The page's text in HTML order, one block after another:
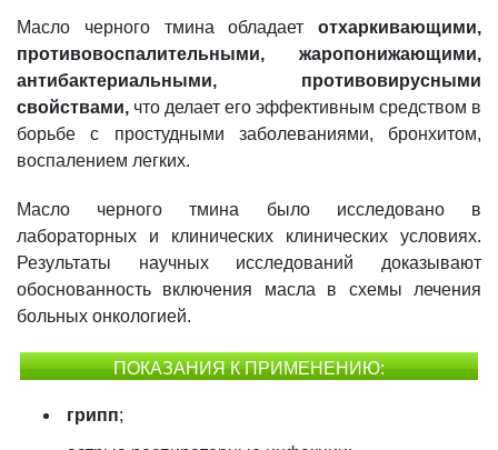
Масло черного тмина обладает отхаркивающими,
противовоспалительными, жаропонижающими,
антибактериальными, противовирусными
свойствами, что делает его эффективным средством в
борьбе с простудными заболеваниями, бронхитом,
воспалением легких.
Масло черного тмина было исследовано в
лабораторных и клинических клинических условиях.
Результаты научных исследований доказывают
обоснованность включения масла в схемы лечения
больных онкологией.
ПОКАЗАНИЯ К ПРИМЕНЕНИЮ:
грипп;